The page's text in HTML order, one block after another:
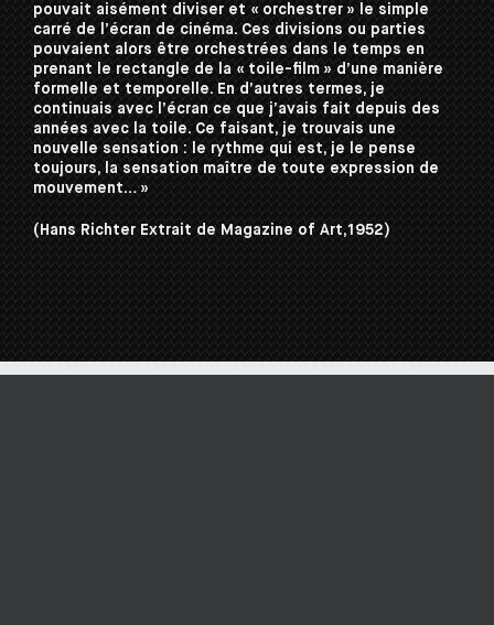
pouvait aisément diviser et « orchestrer » le simple
carré de l’écran de cinéma. Ces divisions ou parties
pouvaient alors être orchestrées dans le temps en
prenant le rectangle de la « toile-film » d’une manière
formelle et temporelle. En d’autres termes, je
continuais avec l’écran ce que j’avais fait depuis des
années avec la toile. Ce faisant, je trouvais une
nouvelle sensation : le rythme qui est, je le pense
toujours, la sensation maître de toute expression de
mouvement… »
(Hans Richter Extrait de Magazine of Art,1952)